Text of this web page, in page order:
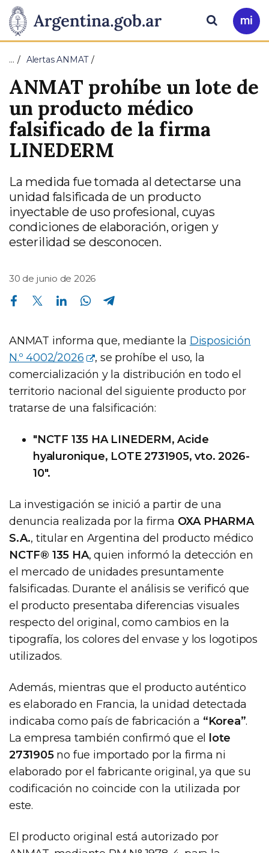
Presidencia
de
Nación
Pasar al contenido principal
Ir
a
Buscar
… Alertas ANMAT
ANMAT prohíbe un lote de
un producto médico
falsificado de la firma
LINEDERM
La medida fue tomada al detectarse una
unidad falsificada de un producto
inyectable de uso profesional, cuyas
condiciones de elaboración, origen y
esterilidad se desconocen.
30 de junio de 2026
Compartir en Facebook Compartir en Twitter Compartir en Linkedin Compartir en Whatsapp
ANMAT informa que, mediante la Disposición
N.º 4002/2026
, se prohíbe el uso, la
comercialización y la distribución en todo el
territorio nacional del siguiente producto por
tratarse de una falsificación:
"NCTF 135 HA LINEDERM, Acide
hyaluronique, LOTE 2731905, vto. 2026-
10".
La investigación se inició a partir de una
denuncia realizada por la firma OXA PHARMA
S.A., titular en Argentina del producto médico
NCTF® 135 HA, quien informó la detección en
el mercado de unidades presuntamente
falsificadas. Durante el análisis se verificó que
el producto presentaba diferencias visuales
respecto del original, como cambios en la
tipografía, los colores del envase y los logotipos
utilizados.
Además, mientras que el producto auténtico
es elaborado en Francia, la unidad detectada
indicaba como país de fabricación a “Korea”.
La empresa también confirmó que el
lote
2731905no fue importado por la firma ni
elaborado por el fabricante original, ya que su
codificación no coincide con la utilizada por
este.
El producto original está autorizado por